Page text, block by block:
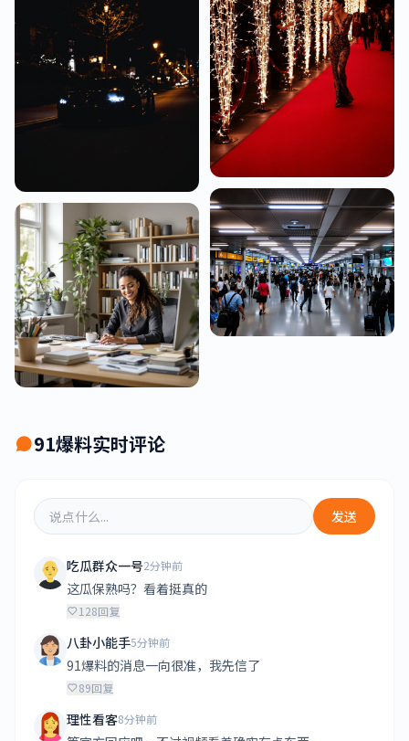
91爆料实时评论
发送
吃瓜群众一号2分钟前
这瓜保熟吗？看着挺真的
128回复
八卦小能手5分钟前
91爆料的消息一向很准，我先信了
89回复
理性看客8分钟前